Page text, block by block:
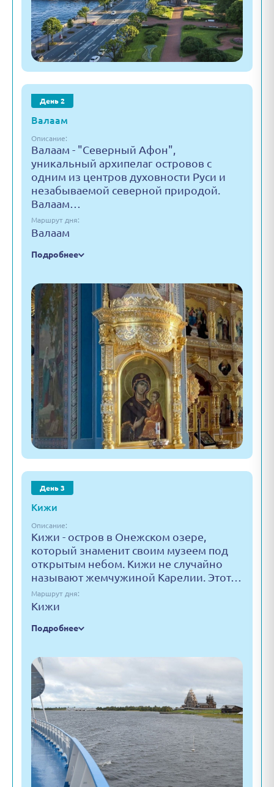
День 2
Валаам
Описание:
Валаам - "Северный Афон",
уникальный архипелаг островов с
одним из центров духовности Руси и
незабываемой северной природой.
Валаам…
Маршрут дня:
Валаам
Подробнее
День 3
Кижи
Описание:
Кижи - остров в Онежском озере,
который знаменит своим музеем под
открытым небом. Кижи не случайно
называют жемчужиной Карелии. Этот…
Маршрут дня:
Кижи
Подробнее